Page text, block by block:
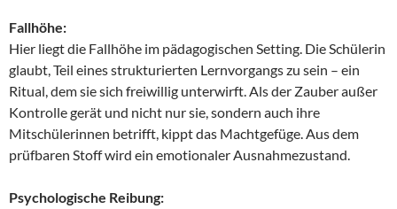
Fallhöhe:
Hier liegt die Fallhöhe im pädagogischen Setting. Die Schülerin
glaubt, Teil eines strukturierten Lernvorgangs zu sein – ein
Ritual, dem sie sich freiwillig unterwirft. Als der Zauber außer
Kontrolle gerät und nicht nur sie, sondern auch ihre
Mitschülerinnen betrifft, kippt das Machtgefüge. Aus dem
prüfbaren Stoff wird ein emotionaler Ausnahmezustand.
Psychologische Reibung: